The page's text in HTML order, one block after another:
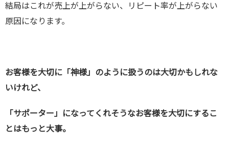
結局はこれが売上が上がらない、リピート率が上がらない
原因になります。
お客様を大切に「神様」のように扱うのは大切かもしれな
いけれど、
「サポーター」になってくれそうなお客様を大切にするこ
とはもっと大事。